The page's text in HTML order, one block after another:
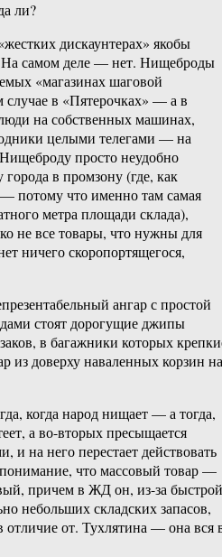
ли?
дискаунтерах» якобы
самом деле — нет. Нищеброды
«магазинах шаговой
в «Пятерочках» — а в
на собственных машинах,
целыми телегами — на
просто неудобно
в промзону (где, как
потому что именно там самая
метра площади склада),
не все товары, что нужны для
ничего скоропортящегося,
ангар с простой
стоят дорогущие джипы
в багажники которых
из доверху наваленных корзин на
когда народ нищает — а тогда,
а во-вторых пресыщается
и на него перестает действовать
что массовый товар —
причем в ЖД он, из-за быстрой
небольших складских запасов,
от. Тухлятина — она вся